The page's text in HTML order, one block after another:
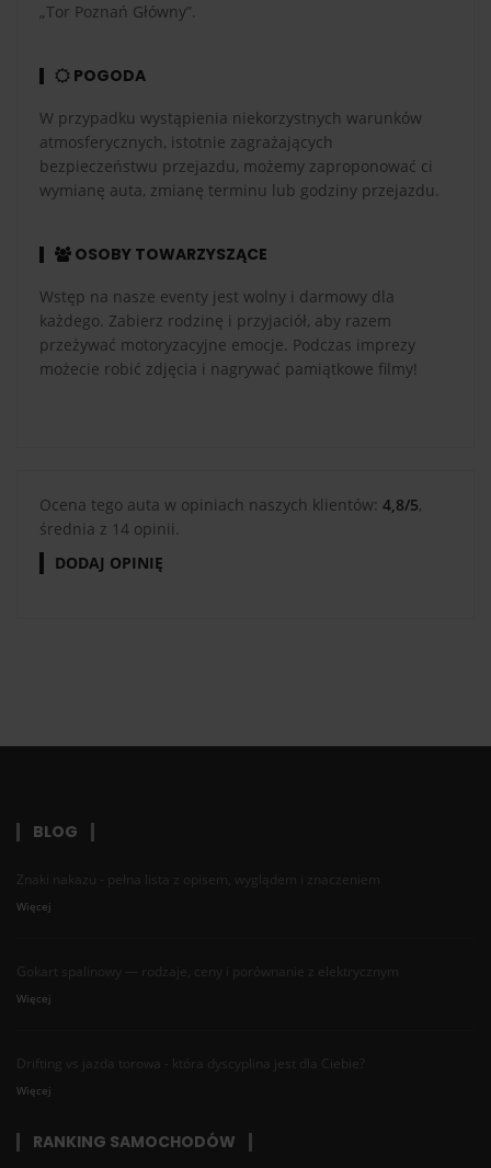
„Tor Poznań Główny”.
POGODA
W przypadku wystąpienia niekorzystnych warunków
atmosferycznych, istotnie zagrażających
bezpieczeństwu przejazdu, możemy zaproponować ci
wymianę auta, zmianę terminu lub godziny przejazdu.
OSOBY TOWARZYSZĄCE
Wstęp na nasze eventy jest wolny i darmowy dla
każdego. Zabierz rodzinę i przyjaciół, aby razem
przeżywać motoryzacyjne emocje. Podczas imprezy
możecie robić zdjęcia i nagrywać pamiątkowe filmy!
Ocena tego auta w opiniach naszych klientów: 4,8/5,
średnia z 14 opinii.
DODAJ OPINIĘ
BLOG
Znaki nakazu - pełna lista z opisem, wyglądem i znaczeniem
Więcej
Gokart spalinowy — rodzaje, ceny i porównanie z elektrycznym
Więcej
Drifting vs jazda torowa - która dyscyplina jest dla Ciebie?
Więcej
RANKING SAMOCHODÓW